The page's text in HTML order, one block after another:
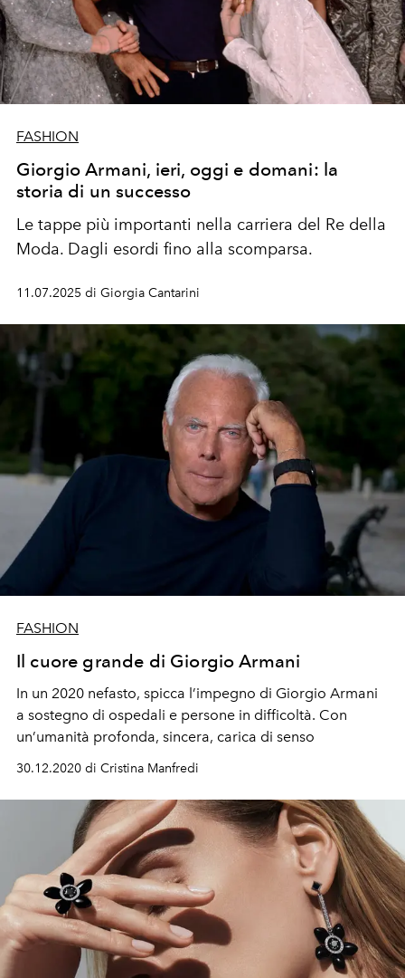
FASHION
Giorgio Armani, ieri, oggi e domani: la
storia di un successo
Le tappe più importanti nella carriera del Re della
Moda. Dagli esordi fino alla scomparsa.
11.07.2025 di Giorgia Cantarini
FASHION
Il cuore grande di Giorgio Armani
In un 2020 nefasto, spicca l’impegno di Giorgio Armani
a sostegno di ospedali e persone in difficoltà. Con
un’umanità profonda, sincera, carica di senso
30.12.2020 di Cristina Manfredi